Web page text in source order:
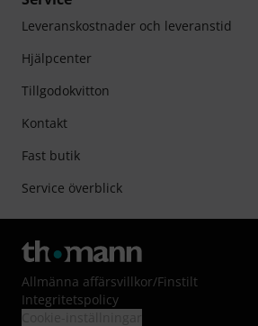
Leveranskostnader och leveranstid
Hjälpcenter
Tillgodokvitton
Kontakt
Fast butik
Service överblick
Allmänna affärsvillkor/Finstilt
Integritetspolicy